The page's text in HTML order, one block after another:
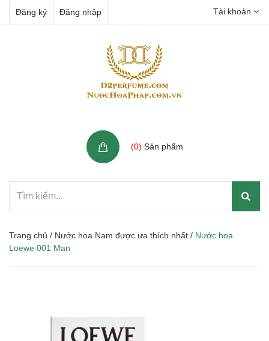
Đăng ký Đăng nhập Tài khoản
(0) Sản phẩm
Trang chủ / Nước hoa Nam được ưa thích nhất / Nước hoa
Loewe 001 Man